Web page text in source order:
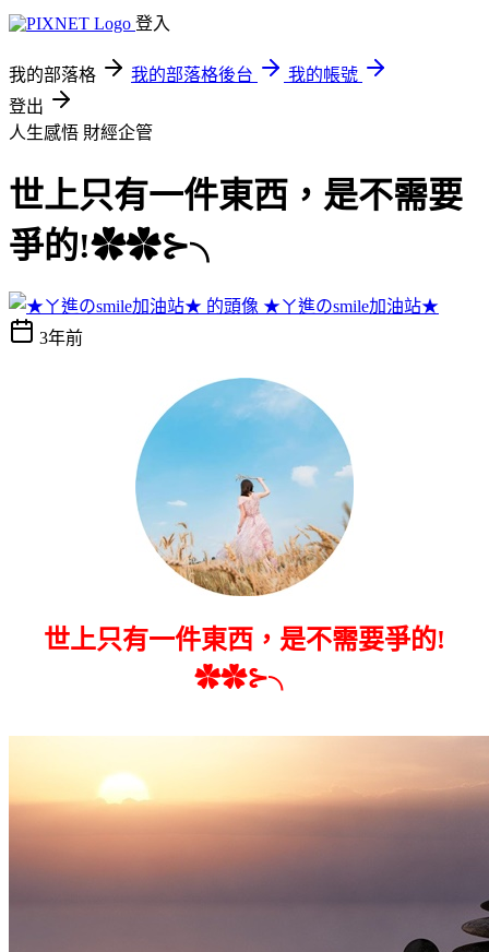
登入
我的部落格 我的部落格後台
我的帳號
登出
人生感悟 財經企管
世上只有一件東西，是不需要
爭的!✿✿⊱╮
★ㄚ進のsmile加油站★
3年前
世上只有一件東西，是不需要爭的!
✿✿⊱╮